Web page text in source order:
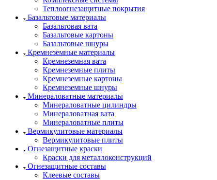
Теплоогнезащитные покрытия
Базальтовые материалы
Базальтовая вата
Базальтовые картоны
Базальтовые шнуры
Кремнеземные материалы
Кремнеземная вата
Кремнеземные плиты
Кремнеземные картоны
Кремнеземные шнуры
Минераловатные материалы
Минераловатные цилиндры
Минераловатная вата
Минераловатные плиты
Вермикулитовые материалы
Вермикулитовые плиты
Огнезащитные краски
Краски для металлоконструкций
Огнезащитные составы
Клеевые составы